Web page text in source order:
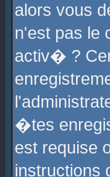
alors vous
n'est pas le
activ� ?
�tes
est requise
instructions